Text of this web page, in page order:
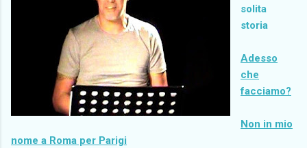
solita
storia
Adesso
che
facciamo?
Non in mio
nome a Roma per Parigi